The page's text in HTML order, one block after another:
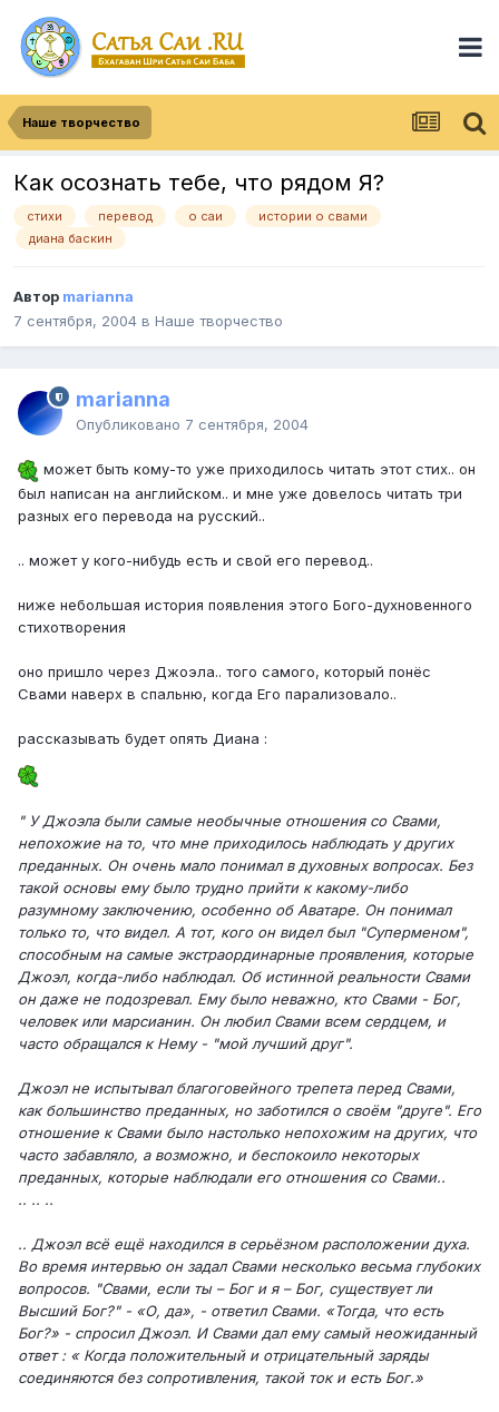
Наше творчество
Как осознать тебе, что рядом Я?
стихи перевод о саи
истории о свами
диана баскин
Автор marianna
7 сентября, 2004 в Наше творчество
marianna
Опубликовано 7 сентября, 2004
может быть кому-то уже приходилось читать этот стих.. он
был написан на английском.. и мне уже довелось читать три
разных его перевода на русский..
.. может у кого-нибудь есть и свой его перевод..
ниже небольшая история появления этого Бого-духновенного
стихотворения
оно пришло через Джоэла.. того самого, который понёс
Свами наверх в спальню, когда Его парализовало..
рассказывать будет опять Диана :
" У Джоэла были самые необычные отношения со Свами,
непохожие на то, что мне приходилось наблюдать у других
преданных. Он очень мало понимал в духовных вопросах. Без
такой основы ему было трудно прийти к какому-либо
разумному заключению, особенно об Аватаре. Он понимал
только то, что видел. А тот, кого он видел был "Суперменом",
способным на самые экстраординарные проявления, которые
Джоэл, когда-либо наблюдал. Об истинной реальности Свами
он даже не подозревал. Ему было неважно, кто Свами - Бог,
человек или марсианин. Он любил Свами всем сердцем, и
часто обращался к Нему - "мой лучший друг".
Джоэл не испытывал благоговейного трепета перед Свами,
как большинство преданных, но заботился о своём "друге". Его
отношение к Свами было настолько непохожим на других, что
часто забавляло, а возможно, и беспокоило некоторых
преданных, которые наблюдали его отношения со Свами..
.. .. ..
.. Джоэл всё ещё находился в серьёзном расположении духа.
Во время интервью он задал Свами несколько весьма глубоких
вопросов. "Свами, если ты – Бог и я – Бог, существует ли
Высший Бог?" - «О, да», - ответил Свами. «Тогда, что есть
Бог?» - спросил Джоэл. И Свами дал ему самый неожиданный
ответ : « Когда положительный и отрицательный заряды
соединяются без сопротивления, такой ток и есть Бог.»